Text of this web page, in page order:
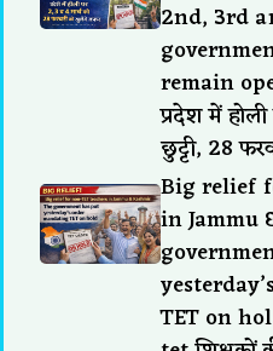
2nd, 3rd
remain
प्रदेश में
छुट्टी, 28
Big relief
in Jammu
TET on